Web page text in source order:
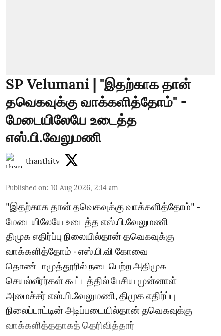
SP Velumani | "இதற்காக தான்
தவெகவுக்கு வாக்களித்தோம்" -
மேடையிலேயே உடைத்த
எஸ்.பி.வேலுமணி
thanthitv
Published on: 10 Aug 2026, 2:14 am
"இதற்காக தான் தவெகவுக்கு வாக்களித்தோம்" -
மேடையிலேயே உடைத்த எஸ்.பி.வேலுமணி
திமுக எதிர்ப்பு நிலையில்தான் தவெகவுக்கு
வாக்களித்தோம் - எஸ்.பி.வி கோவை
தொண்டாமுத்தூரில் நடைபெற்ற அதிமுக
செயல்வீரர்கள் கூட்டத்தில் பேசிய முன்னாள்
அமைச்சர் எஸ்.பி.வேலுமணி, திமுக எதிர்ப்பு
நிலைப்பாட்டின் அடிப்படையில்தான் தவெகவுக்கு
வாக்களித்ததாகத் தெரிவித்தார்